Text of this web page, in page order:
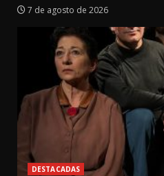
7 de agosto de 2026
DESTACADAS